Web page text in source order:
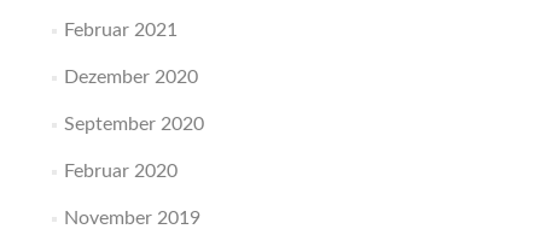
Februar 2021
Dezember 2020
September 2020
Februar 2020
November 2019